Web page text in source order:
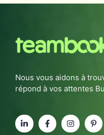
Nous vous aidons à
répond à vos attentes